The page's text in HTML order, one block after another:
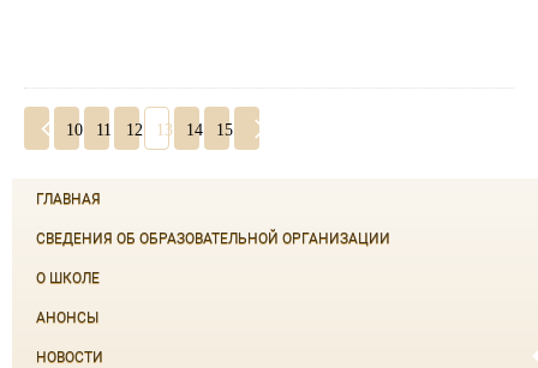
10 11 12 13 14 15
ГЛАВНАЯ
СВЕДЕНИЯ ОБ ОБРАЗОВАТЕЛЬНОЙ ОРГАНИЗАЦИИ
О ШКОЛЕ
АНОНСЫ
НОВОСТИ